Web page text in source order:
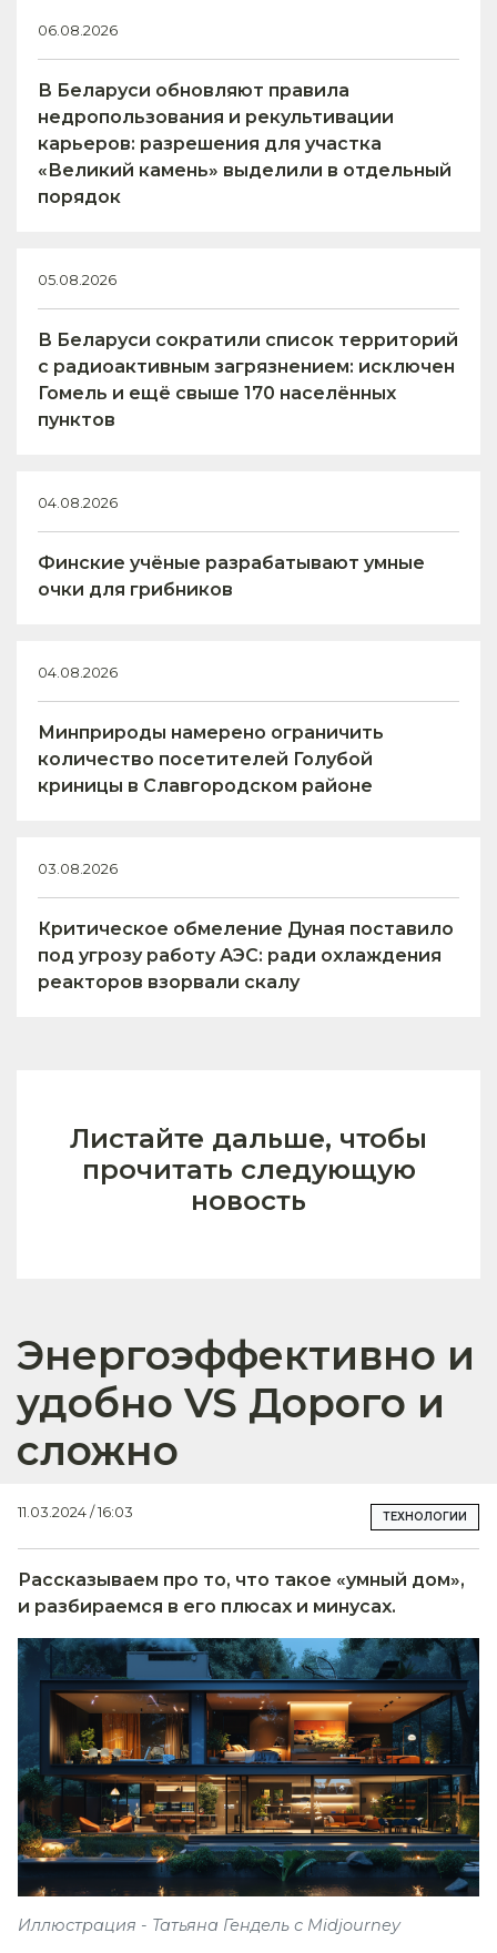
06.08.2026
В Беларуси обновляют правила
недропользования и рекультивации
карьеров: разрешения для участка
«Великий камень» выделили в отдельный
порядок
05.08.2026
В Беларуси сократили список территорий
с радиоактивным загрязнением: исключен
Гомель и ещё свыше 170 населённых
пунктов
04.08.2026
Финские учёные разрабатывают умные
очки для грибников
04.08.2026
Минприроды намерено ограничить
количество посетителей Голубой
криницы в Славгородском районе
03.08.2026
Критическое обмеление Дуная поставило
под угрозу работу АЭС: ради охлаждения
реакторов взорвали скалу
Листайте дальше, чтобы
прочитать следующую
новость
Энергоэффективно и
удобно VS Дорого и
сложно
11.03.2024 / 16:03 ТЕХНОЛОГИИ
Рассказываем про то, что такое «умный дом»,
и разбираемся в его плюсах и минусах.
Иллюстрация - Татьяна Гендель с Midjourney